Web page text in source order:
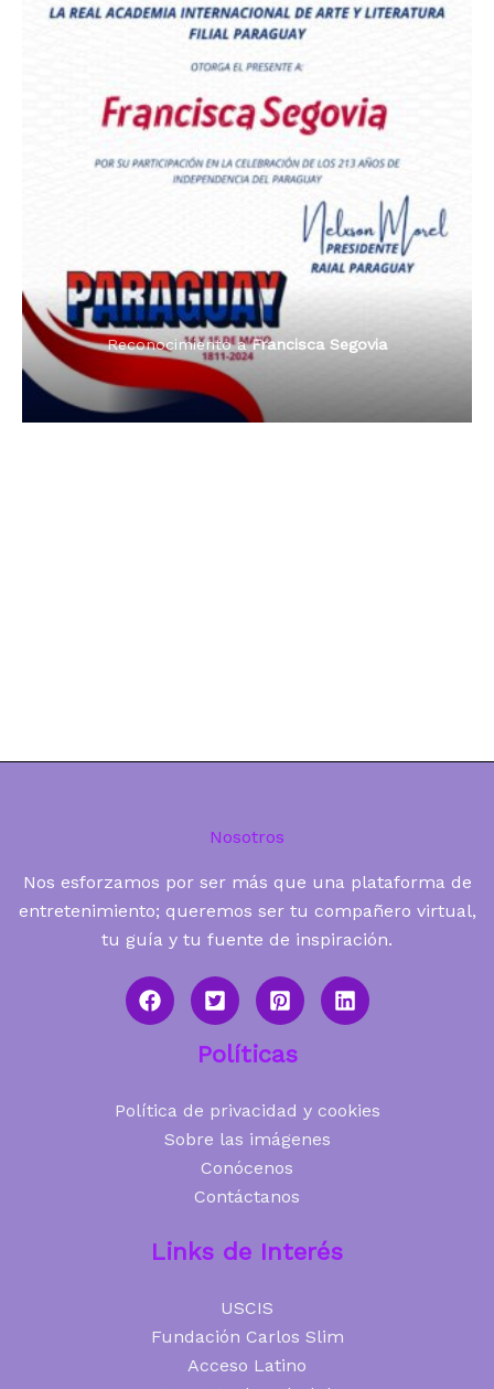
Dama de Oro 2024
Reconocimiento aFrancisca Segovia
Reconocimiento aFrancisca Segovia
Radio Tribuna Abierta
Radio Tribuna Abierta
Radio Oñondivepa Paraguay
Premio Orgullo Paraguayo
Reconocimiento aFrancisca Segovia
Nosotros
Nos esforzamos por ser más que una plataforma de
entretenimiento; queremos ser tu compañero virtual,
tu guía y tu fuente de inspiración.
Políticas
Política de privacidad y cookies
Sobre las imágenes
Conócenos
Contáctanos
Links de Interés
USCIS
Fundación Carlos Slim
Acceso Latino